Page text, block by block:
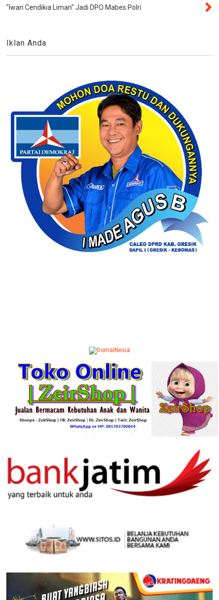
"Iwan Cendikia Liman" Jadi DPO Mabes Polri
Iklan Anda